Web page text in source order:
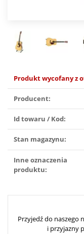
Produkt wycofany z
Producent:
Id towaru / Kod:
Stan magazynu:
Inne oznaczenia
produktu:
Przyjedź do naszego
i przyjazny